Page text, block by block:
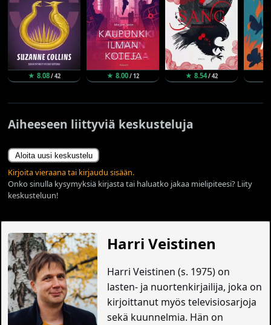
★ 8.08/ 42 ★ 8.00/ 12 ★ 8.54/ 42
Aiheeseen liittyviä keskusteluja
Aloita uusi keskustelu
Kirjoita vieraana tai kirjaudu sisään.
Onko sinulla kysymyksiä kirjasta tai haluatko jakaa mielipiteesi? Liity
keskusteluun!
Harri Veistinen
Harri Veistinen (s. 1975) on
lasten- ja nuortenkirjailija, joka on
kirjoittanut myös televisiosarjoja
sekä kuunnelmia. Hän on